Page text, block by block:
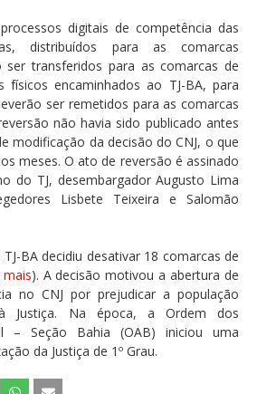
digitais de competência das
distribuídos para as comarcas
ser transferidos para as comarcas de
físicos encaminhados ao TJ-BA, para
ser remetidos para as comarcas
não havia sido publicado antes
modificação da decisão do CNJ, o que
meses. O ato de reversão é assinado
do TJ, desembargador Augusto Lima
Lisbete Teixeira e Salomão
BA decidiu desativar 18 comarcas de
). A decisão motivou a abertura de
no CNJ por prejudicar a população
Justiça. Na época, a Ordem dos
– Seção Bahia (OAB) iniciou uma
da Justiça de 1º Grau.